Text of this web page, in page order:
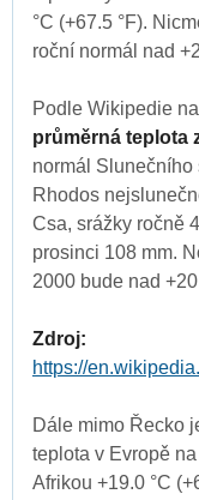
°C (+67.5 °F).
roční normál nad
Podle Wikipedie
průměrná teplota
normál Slunečního
Rhodos
Csa, srážky ročně
prosinci 108 mm.
2000 bude nad +20
Zdroj:
https://
Dále mimo Řecko
teplota v Evropě
Afrikou +19.0 °C